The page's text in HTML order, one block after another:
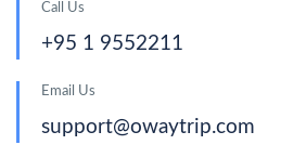
Call Us
+95 1 9552211
Email Us
support@owaytrip.com